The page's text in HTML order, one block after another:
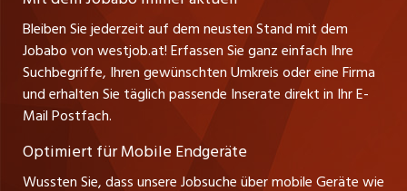
Führungspositionen
Management / Kader-Jobs
jobbern.ch
jobbasel.ch
zentraljob.ch
myjob.ch
Stefan Spötl
Tel. +43 664 39 47 47 7
Leiter westjob.at
Andrea Graf
Tel. +43 664 20 30 02 1
Verkauf und Beratung
Bleiben Sie jederzeit auf dem neusten Stand mit dem
Jobabo von westjob.at! Erfassen Sie ganz einfach Ihre
Suchbegriffe, Ihren gewünschten Umkreis oder eine Firma
und erhalten Sie täglich passende Inserate direkt in Ihr E-
Mail Postfach.
Optimiert für Mobile Endgeräte
Wussten Sie, dass unsere Jobsuche über mobile Geräte wie